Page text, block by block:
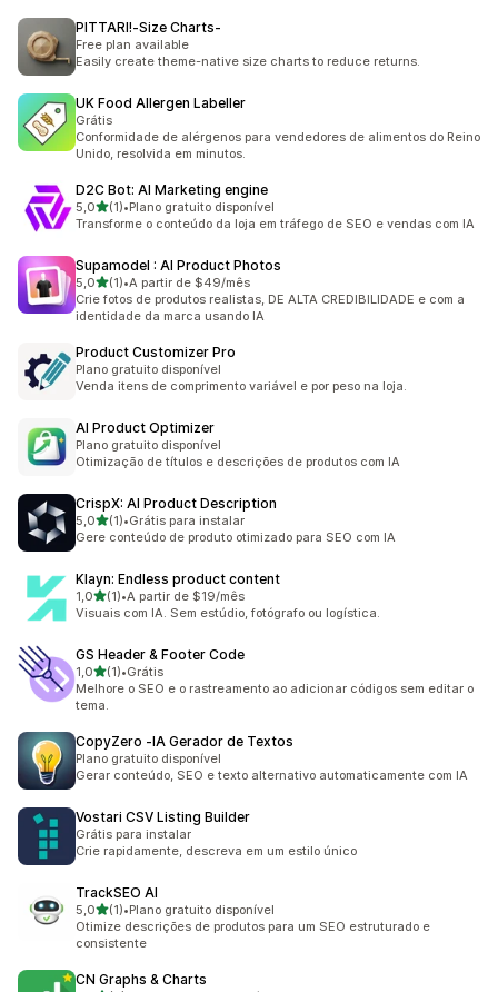
PITTARI!‑Size Charts‑
Free plan available
Easily create theme-native size charts to reduce returns.
UK Food Allergen Labeller
Grátis
Conformidade de alérgenos para vendedores de alimentos do Reino
Unido, resolvida em minutos.
D2C Bot: AI Marketing engine
5,0de 5 estrelas
(1)
1 avaliações ao todo
•Plano gratuito disponível
Transforme o conteúdo da loja em tráfego de SEO e vendas com IA
Supamodel : AI Product Photos
5,0de 5 estrelas
(1)
1 avaliações ao todo
•A partir de $49/mês
Crie fotos de produtos realistas, DE ALTA CREDIBILIDADE e com a
identidade da marca usando IA
Product Customizer Pro
Plano gratuito disponível
Venda itens de comprimento variável e por peso na loja.
AI Product Optimizer
Plano gratuito disponível
Otimização de títulos e descrições de produtos com IA
CrispX: AI Product Description
5,0de 5 estrelas
(1)
1 avaliações ao todo
•Grátis para instalar
Gere conteúdo de produto otimizado para SEO com IA
Klayn: Endless product content
1,0de 5 estrelas
(1)
1 avaliações ao todo
•A partir de $19/mês
Visuais com IA. Sem estúdio, fotógrafo ou logística.
GS Header & Footer Code
1,0de 5 estrelas
(1)
1 avaliações ao todo
•Grátis
Melhore o SEO e o rastreamento ao adicionar códigos sem editar o
tema.
CopyZero ‑IA Gerador de Textos
Plano gratuito disponível
Gerar conteúdo, SEO e texto alternativo automaticamente com IA
Vostari CSV Listing Builder
Grátis para instalar
Crie rapidamente, descreva em um estilo único
TrackSEO AI
5,0de 5 estrelas
(1)
1 avaliações ao todo
•Plano gratuito disponível
Otimize descrições de produtos para um SEO estruturado e
consistente
CN Graphs & Charts